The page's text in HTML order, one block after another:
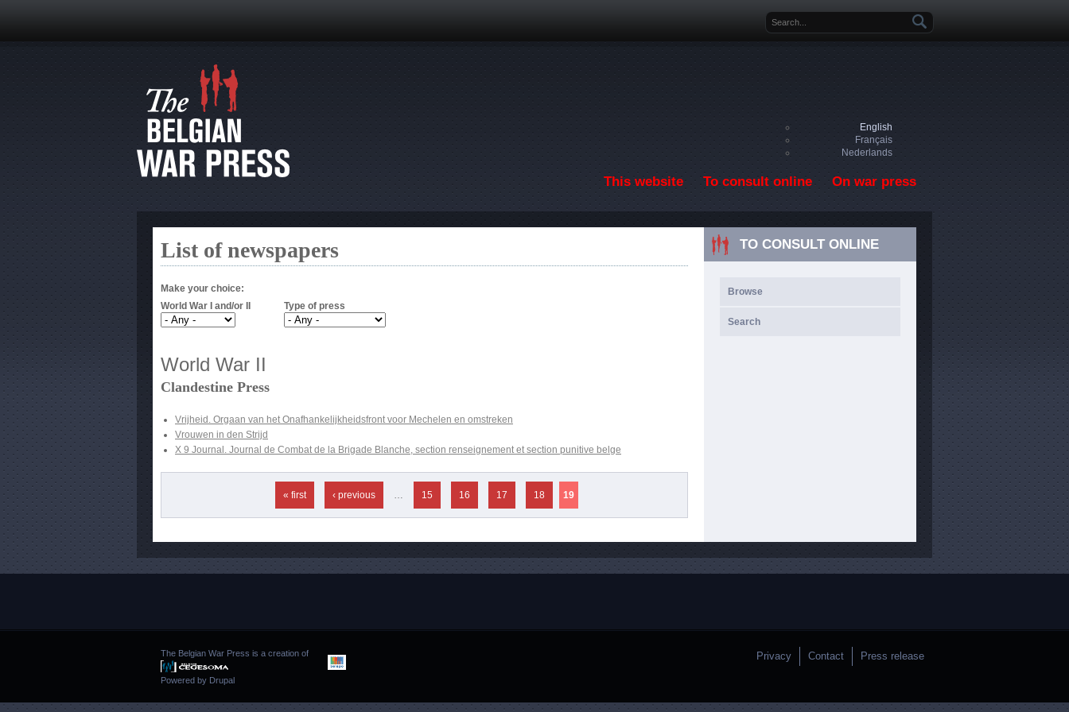
Search form
English
Français
Nederlands
This website To consult online On war press
List of newspapers
Make your choice:
World War I and/or II
Type of press
World War II
Clandestine Press
Vrijheid. Orgaan van het Onafhankelijkheidsfront voor Mechelen en omstreken
Vrouwen in den Strijd
X 9 Journal. Journal de Combat de la Brigade Blanche, section renseignement et section punitive belge
« first ‹ previous … 15 16 17 18 19
TO CONSULT ONLINE
Browse
Search
The Belgian War Press is a creation of
Powered by Drupal
Privacy Contact Press release